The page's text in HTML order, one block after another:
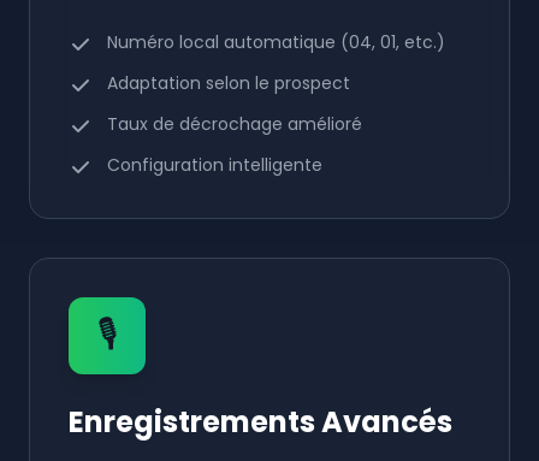
Numéro local automatique (04, 01, etc.)
Adaptation selon le prospect
Taux de décrochage amélioré
Configuration intelligente
🎙️
Enregistrements Avancés